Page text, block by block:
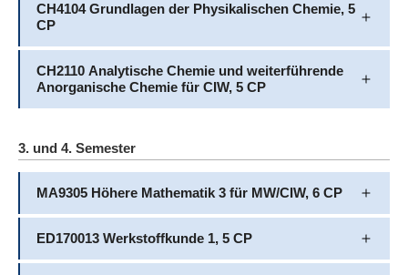
CH4104 Grundlagen der Physikalischen Chemie, 5
CP
CH2110 Analytische Chemie und weiterführende
Anorganische Chemie für CIW, 5 CP
3. und 4. Semester
MA9305 Höhere Mathematik 3 für MW/CIW, 6 CP
ED170013 Werkstoffkunde 1, 5 CP